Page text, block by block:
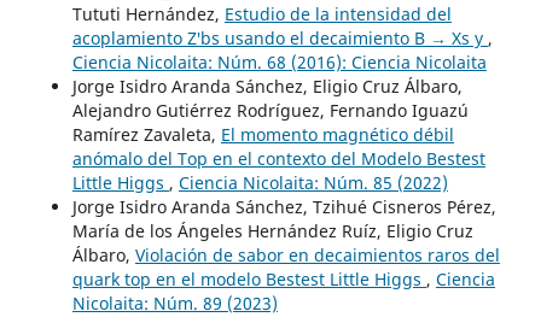
Tututi Hernández, Estudio de la intensidad del
acoplamiento Z′bs usando el decaimiento B → Xs y ,
Ciencia Nicolaita: Núm. 68 (2016): Ciencia Nicolaita
Jorge Isidro Aranda Sánchez, Eligio Cruz Álbaro,
Alejandro Gutiérrez Rodríguez, Fernando Iguazú
Ramírez Zavaleta, El momento magnético débil
anómalo del Top en el contexto del Modelo Bestest
Little Higgs , Ciencia Nicolaita: Núm. 85 (2022)
Jorge Isidro Aranda Sánchez, Tzihué Cisneros Pérez,
María de los Ángeles Hernández Ruíz, Eligio Cruz
Álbaro, Violación de sabor en decaimientos raros del
quark top en el modelo Bestest Little Higgs , Ciencia
Nicolaita: Núm. 89 (2023)